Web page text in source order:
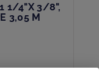
1/4"X 3/8",
3,05 M